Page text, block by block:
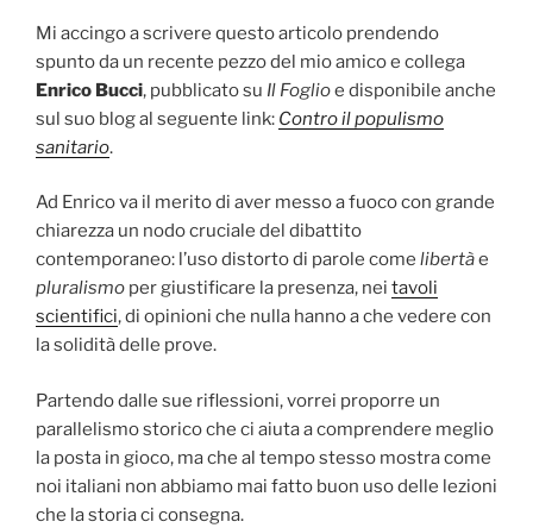
Mi accingo a scrivere questo articolo prendendo
spunto da un recente pezzo del mio amico e collega
Enrico Bucci, pubblicato su Il Foglioe disponibile anche
sul suo blog al seguente link: Contro il populismo
sanitario.
Ad Enrico va il merito di aver messo a fuoco con grande
chiarezza un nodo cruciale del dibattito
contemporaneo: l’uso distorto di parole come libertàe
pluralismo per giustificare la presenza, nei tavoli
scientifici, di opinioni che nulla hanno a che vedere con
la solidità delle prove.
Partendo dalle sue riflessioni, vorrei proporre un
parallelismo storico che ci aiuta a comprendere meglio
la posta in gioco, ma che al tempo stesso mostra come
noi italiani non abbiamo mai fatto buon uso delle lezioni
che la storia ci consegna.